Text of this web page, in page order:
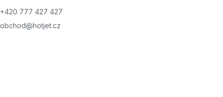
+420 777 427 427
obchod@hotjet.cz